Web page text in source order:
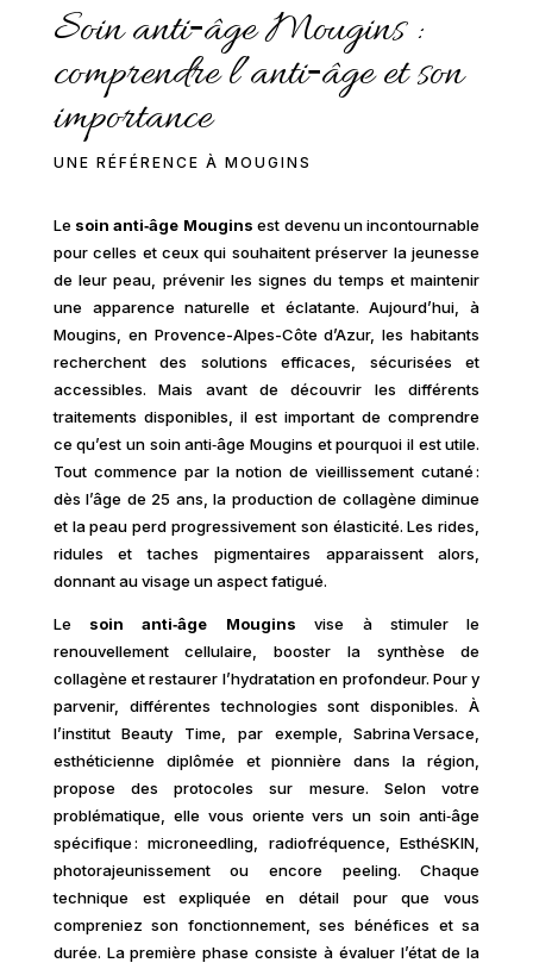
Soin anti‑âge Mougins :
comprendre l’anti‑âge et son
importance
UNE RÉFÉRENCE À MOUGINS
Le soin anti‑âge Mougins est devenu un incontournable
pour celles et ceux qui souhaitent préserver la jeunesse
de leur peau, prévenir les signes du temps et maintenir
une apparence naturelle et éclatante. Aujourd’hui, à
Mougins, en Provence-Alpes-Côte d’Azur, les habitants
recherchent des solutions efficaces, sécurisées et
accessibles. Mais avant de découvrir les différents
traitements disponibles, il est important de comprendre
ce qu’est un soin anti‑âge Mougins et pourquoi il est utile.
Tout commence par la notion de vieillissement cutané :
dès l’âge de 25 ans, la production de collagène diminue
et la peau perd progressivement son élasticité. Les rides,
ridules et taches pigmentaires apparaissent alors,
donnant au visage un aspect fatigué.
Le soin anti‑âge Mougins vise à stimuler le
renouvellement cellulaire, booster la synthèse de
collagène et restaurer l’hydratation en profondeur. Pour y
parvenir, différentes technologies sont disponibles. À
l’institut Beauty Time, par exemple, Sabrina Versace,
esthéticienne diplômée et pionnière dans la région,
propose des protocoles sur mesure. Selon votre
problématique, elle vous oriente vers un soin anti‑âge
spécifique : microneedling, radiofréquence, EsthéSKIN,
photorajeunissement ou encore peeling. Chaque
technique est expliquée en détail pour que vous
compreniez son fonctionnement, ses bénéfices et sa
durée. La première phase consiste à évaluer l’état de la